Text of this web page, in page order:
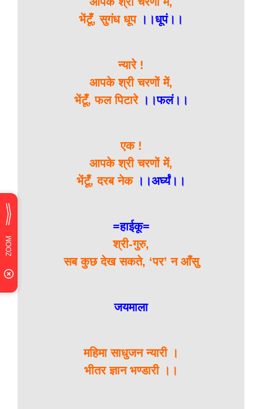
भेंटूँ, सुगंध धूप।।धूपं।।
न्यारे !
आपके श्री चरणों में,
भेंटूँ, फल पिटारे।।फलं।।
एक !
आपके श्री चरणों में,
भेंटूँ, दरब नेक ।।अर्घ्यं।।
=हाईकू=
श्री-गुरु,
सब कुछ देख सकते, ‘पर’ न आँसु
जयमाला
महिमा साधुजन न्यारी ।
भीतर ज्ञान भण्डारी ।।